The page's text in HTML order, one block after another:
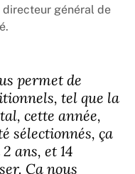
directeur général de
permet de
tel que la
cette année,
sélectionnés, ça
ans, et 14
Ça nous